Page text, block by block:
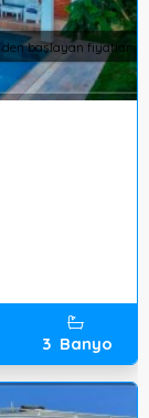
den başlayan fiyatlar
3 Banyo